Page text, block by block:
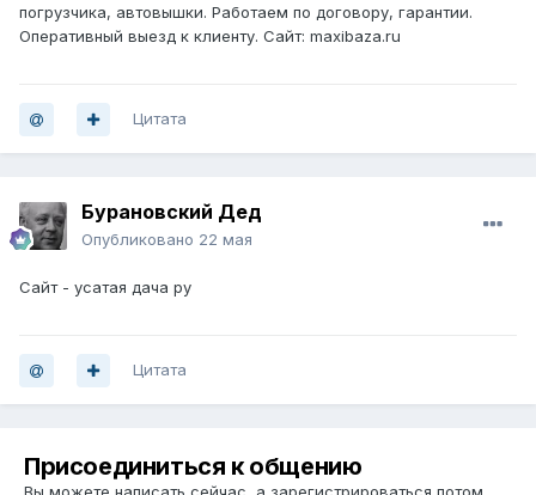
погрузчика, автовышки. Работаем по договору, гарантии.
Оперативный выезд к клиенту. Сайт: maxibaza.ru
Цитата
Бурановский Дед
Опубликовано 22 мая
Сайт - усатая дача ру
Цитата
Присоединиться к общению